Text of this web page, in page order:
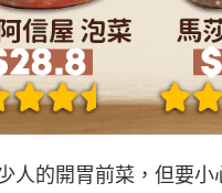
人的開胃前菜，但要